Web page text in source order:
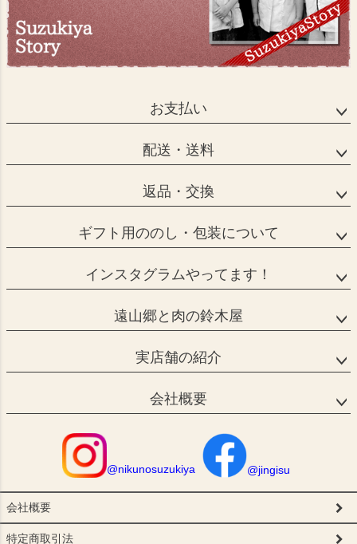
お支払い
配送・送料
返品・交換
ギフト用ののし・包装について
インスタグラムやってます！
遠山郷と肉の鈴木屋
実店舗の紹介
会社概要
会社概要
特定商取引法
@nikunosuzukiya @jingisu